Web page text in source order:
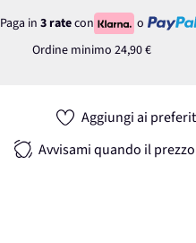
Paga in 3 ratecon
o
Ordine minimo 24,90 €
Aggiungi ai
Avvisami quando il